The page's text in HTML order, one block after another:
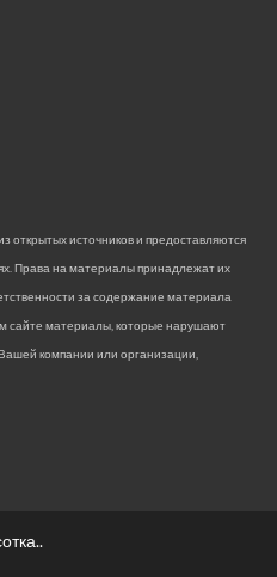
открытых источников и предоставляются
Права на материалы принадлежат их
за содержание материала
сайте материалы, которые нарушают
компании или организации,
.